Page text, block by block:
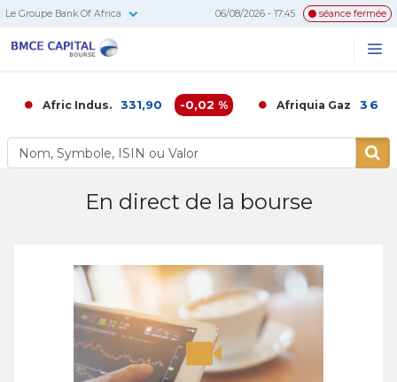
Le Groupe Bank Of Africa 06/08/2026 - 17:45 séance fermée
Afric Indus. 331,90 -0,02 % Afriquia Gaz 3
En direct de la bourse